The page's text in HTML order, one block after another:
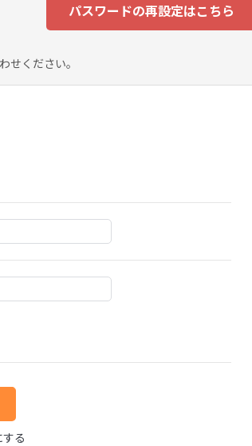
パスワードの再設定はこちら
せください。
る